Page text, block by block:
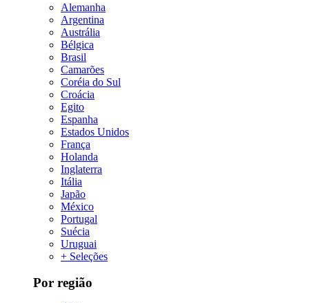
Alemanha
Argentina
Austrália
Bélgica
Brasil
Camarões
Coréia do Sul
Croácia
Egito
Espanha
Estados Unidos
França
Holanda
Inglaterra
Itália
Japão
México
Portugal
Suécia
Uruguai
+ Seleções
Por região